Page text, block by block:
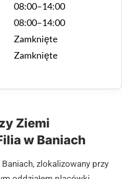
08:00–14:00
08:00–14:00
Zamknięte
Zamknięte
Ziemi
w Baniach
Baniach, zlokalizowany przy